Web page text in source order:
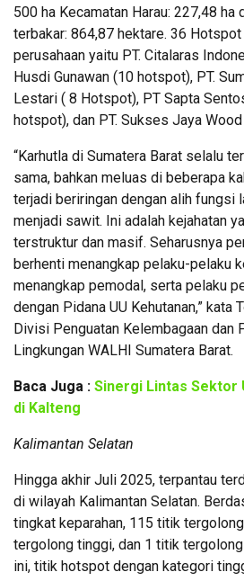
500 ha Kecamatan Harau: 227,48 ha
terbakar: 864,87 hektare. 36
perusahaan yaitu PT. Citalaras
Husdi Gunawan (10 hotspot), PT.
Lestari ( 8 Hotspot), PT Sapta
hotspot), dan PT. Sukses Jaya
“Karhutla di Sumatera Barat selalu
sama, bahkan meluas di beberapa
terjadi beriringan dengan alih fungsi
menjadi sawit. Ini adalah kejahatan
terstruktur dan masif. Seharusnya
berhenti menangkap pelaku-pelaku
menangkap pemodal, serta pelaku
dengan Pidana UU Kehutanan,” kata
Divisi Penguatan Kelembagaan dan
Lingkungan WALHI Sumatera Barat.
Baca Juga : Sinergi Lintas Sektor
di Kalteng
Kalimantan Selatan
Hingga akhir Juli 2025, terpantau
di wilayah Kalimantan Selatan.
tingkat keparahan, 115 titik
tergolong tinggi, dan 1 titik
ini, titik hotspot dengan kategori